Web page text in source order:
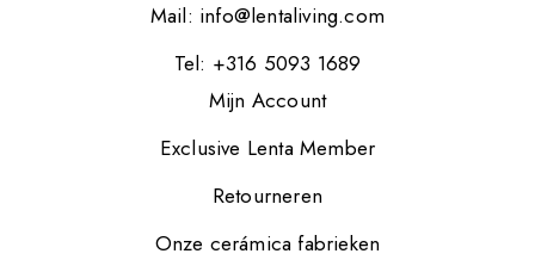
Mail: info@lentaliving.com
Tel: +316 5093 1689
Mijn Account
Exclusive Lenta Member
Retourneren
Onze cerámica fabrieken